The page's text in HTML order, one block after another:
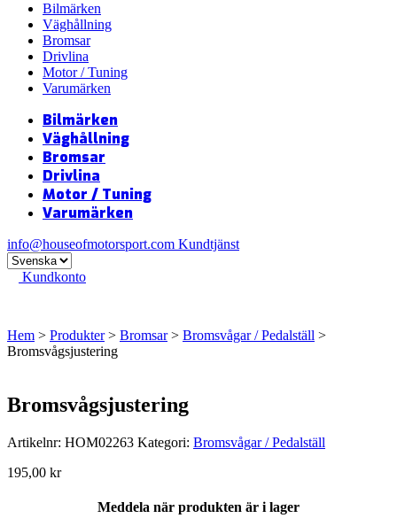
Bilmärken
Väghållning
Bromsar
Drivlina
Motor / Tuning
Varumärken
Bilmärken
Väghållning
Bromsar
Drivlina
Motor / Tuning
Varumärken
info@houseofmotorsport.com Kundtjänst
Kundkonto
Hem > Produkter> Bromsar> Bromsvågar / Pedalställ >
Bromsvågsjustering
Bromsvågsjustering
Artikelnr: HOM02263 Kategori: Bromsvågar / Pedalställ
195,00 kr
Meddela när produkten är i lager